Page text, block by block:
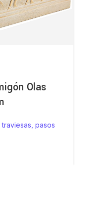
Olas
pasos